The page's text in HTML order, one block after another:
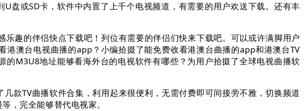
或SD卡，软件中内置了上千个电视频道，有需要的用户欢送下载。还有丰
趣的伴侣快点下载吧！列位有需要的伴侣们快来下载吧。可以或许满脚用户
澳台电视曲播的app？小编拾掇了能免费收看港澳台曲播的app和港澳台TV
M3U8地址能够看海外台的电视软件有哪些？为用户拾掇了全球电视曲播软
TV曲播软件合集，利用起来很便利，无需付费即可间接旁不雅，切换频道
，完全能够替代电视家。